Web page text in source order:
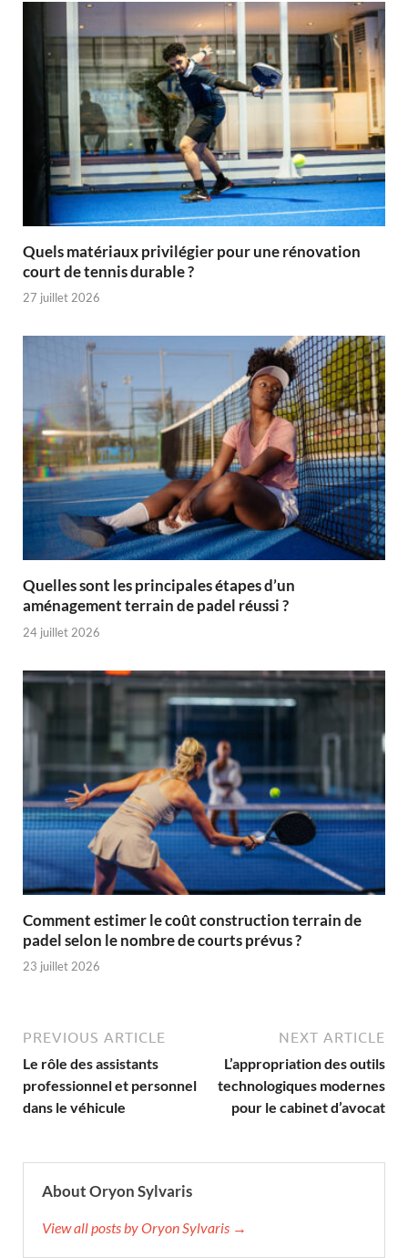
Quels matériaux privilégier pour une rénovation
court de tennis durable ?
27 juillet 2026
Quelles sont les principales étapes d’un
aménagement terrain de padel réussi ?
24 juillet 2026
Comment estimer le coût construction terrain de
padel selon le nombre de courts prévus ?
23 juillet 2026
PREVIOUS ARTICLE
Le rôle des assistants
professionnel et personnel
dans le véhicule
NEXT ARTICLE
L’appropriation des outils
technologiques modernes
pour le cabinet d’avocat
About Oryon Sylvaris
View all posts by Oryon Sylvaris →